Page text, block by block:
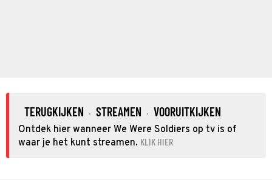
TERUGKIJKEN · STREAMEN · VOORUITKIJKEN
Ontdek hier wanneer We Were Soldiers op tv is of
waar je het kunt streamen. KLIK HIER